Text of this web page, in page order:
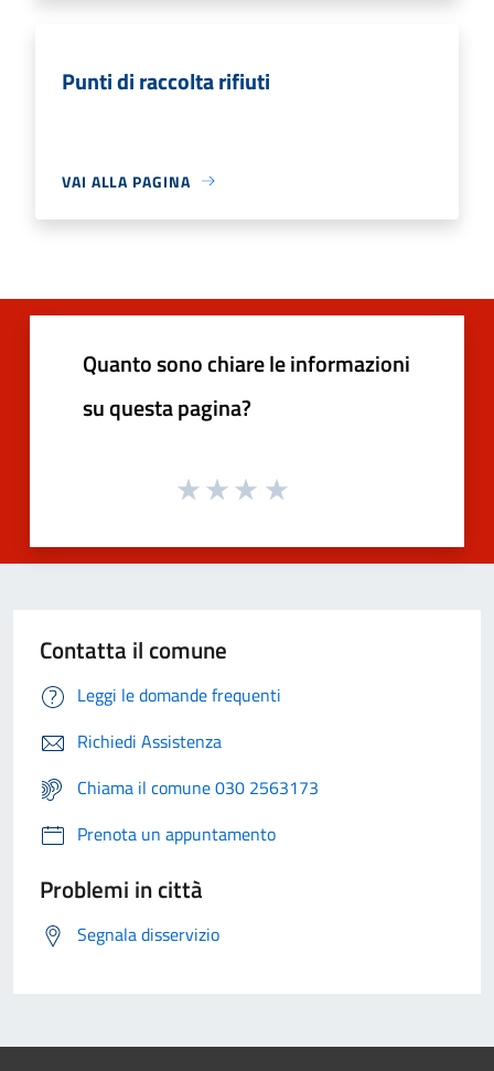
Punti di raccolta rifiuti
VAI ALLA PAGINA
Quanto sono chiare le informazioni
su questa pagina?
Contatta il comune
Leggi le domande frequenti
Richiedi Assistenza
Chiama il comune 030 2563173
Prenota un appuntamento
Problemi in città
Segnala disservizio